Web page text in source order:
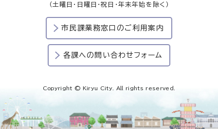
（土曜日・日曜日・祝日・年末年始を除く）
市民課業務窓口のご利用案内
各課への問い合わせフォーム
Copyright © Kiryu City. All rights reserved.